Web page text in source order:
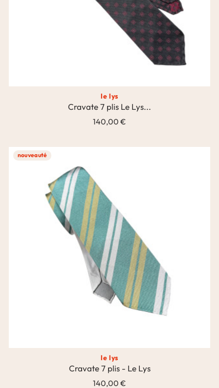
le lys
Cravate 7 plis Le Lys...
140,00 €
nouveauté
le lys
Cravate 7 plis - Le Lys
140,00 €